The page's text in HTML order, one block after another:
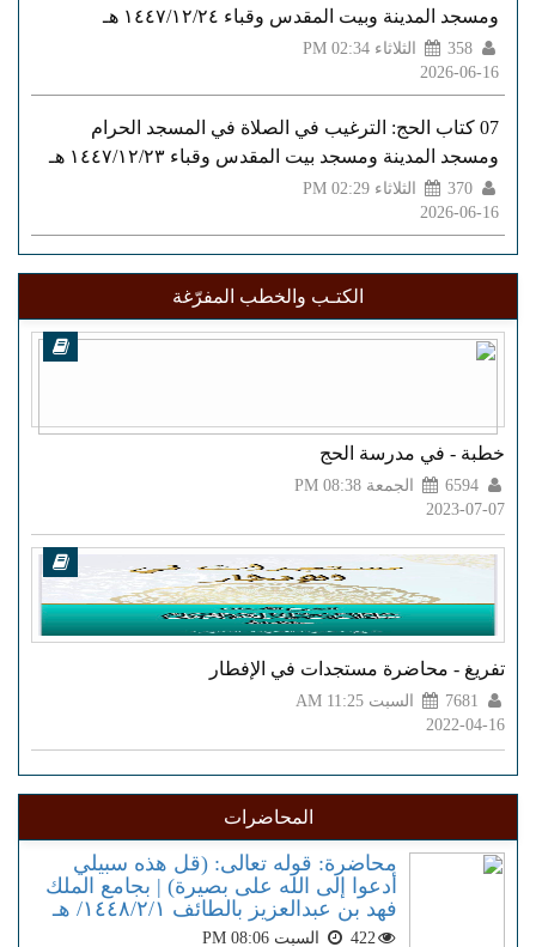
ومسجد المدينة وبيت المقدس وقباء ١٤٤٧/١٢/٢٤ هـ
الثلاثاء PM 02:34
2026-06-16
07 كتاب الحج: الترغيب في الصلاة في المسجد الحرام
ومسجد المدينة ومسجد بيت المقدس وقباء ١٤٤٧/١٢/٢٣ هـ
الثلاثاء PM 02:29
2026-06-16
الكتـب والخطب المفرّغة
خطبة - في مدرسة الحج
الجمعة PM 08:38
2023-07-07
تفريغ - محاضرة مستجدات في الإفطار
السبت AM 11:25
2022-04-16
المحاضرات
محاضرة: قوله تعالى: (قل هذه سبيلي
أدعوا إلى الله على بصيرة) | بجامع الملك
فهد بن عبدالعزيز بالطائف ١٤٤٨/٢/١/ هـ
422 السبت PM 08:06